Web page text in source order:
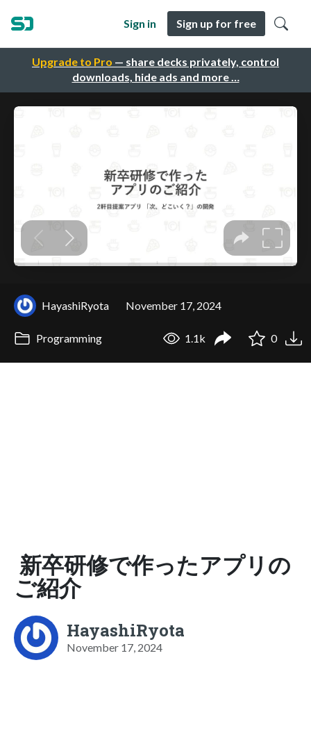
Upgrade to Pro — share decks privately, control
downloads, hide ads and more …
Sign in Sign up for free
HayashiRyota November 17, 2024
Programming 1.1k 0
新卒研修で作ったアプリの
ご紹介
HayashiRyota
November 17, 2024